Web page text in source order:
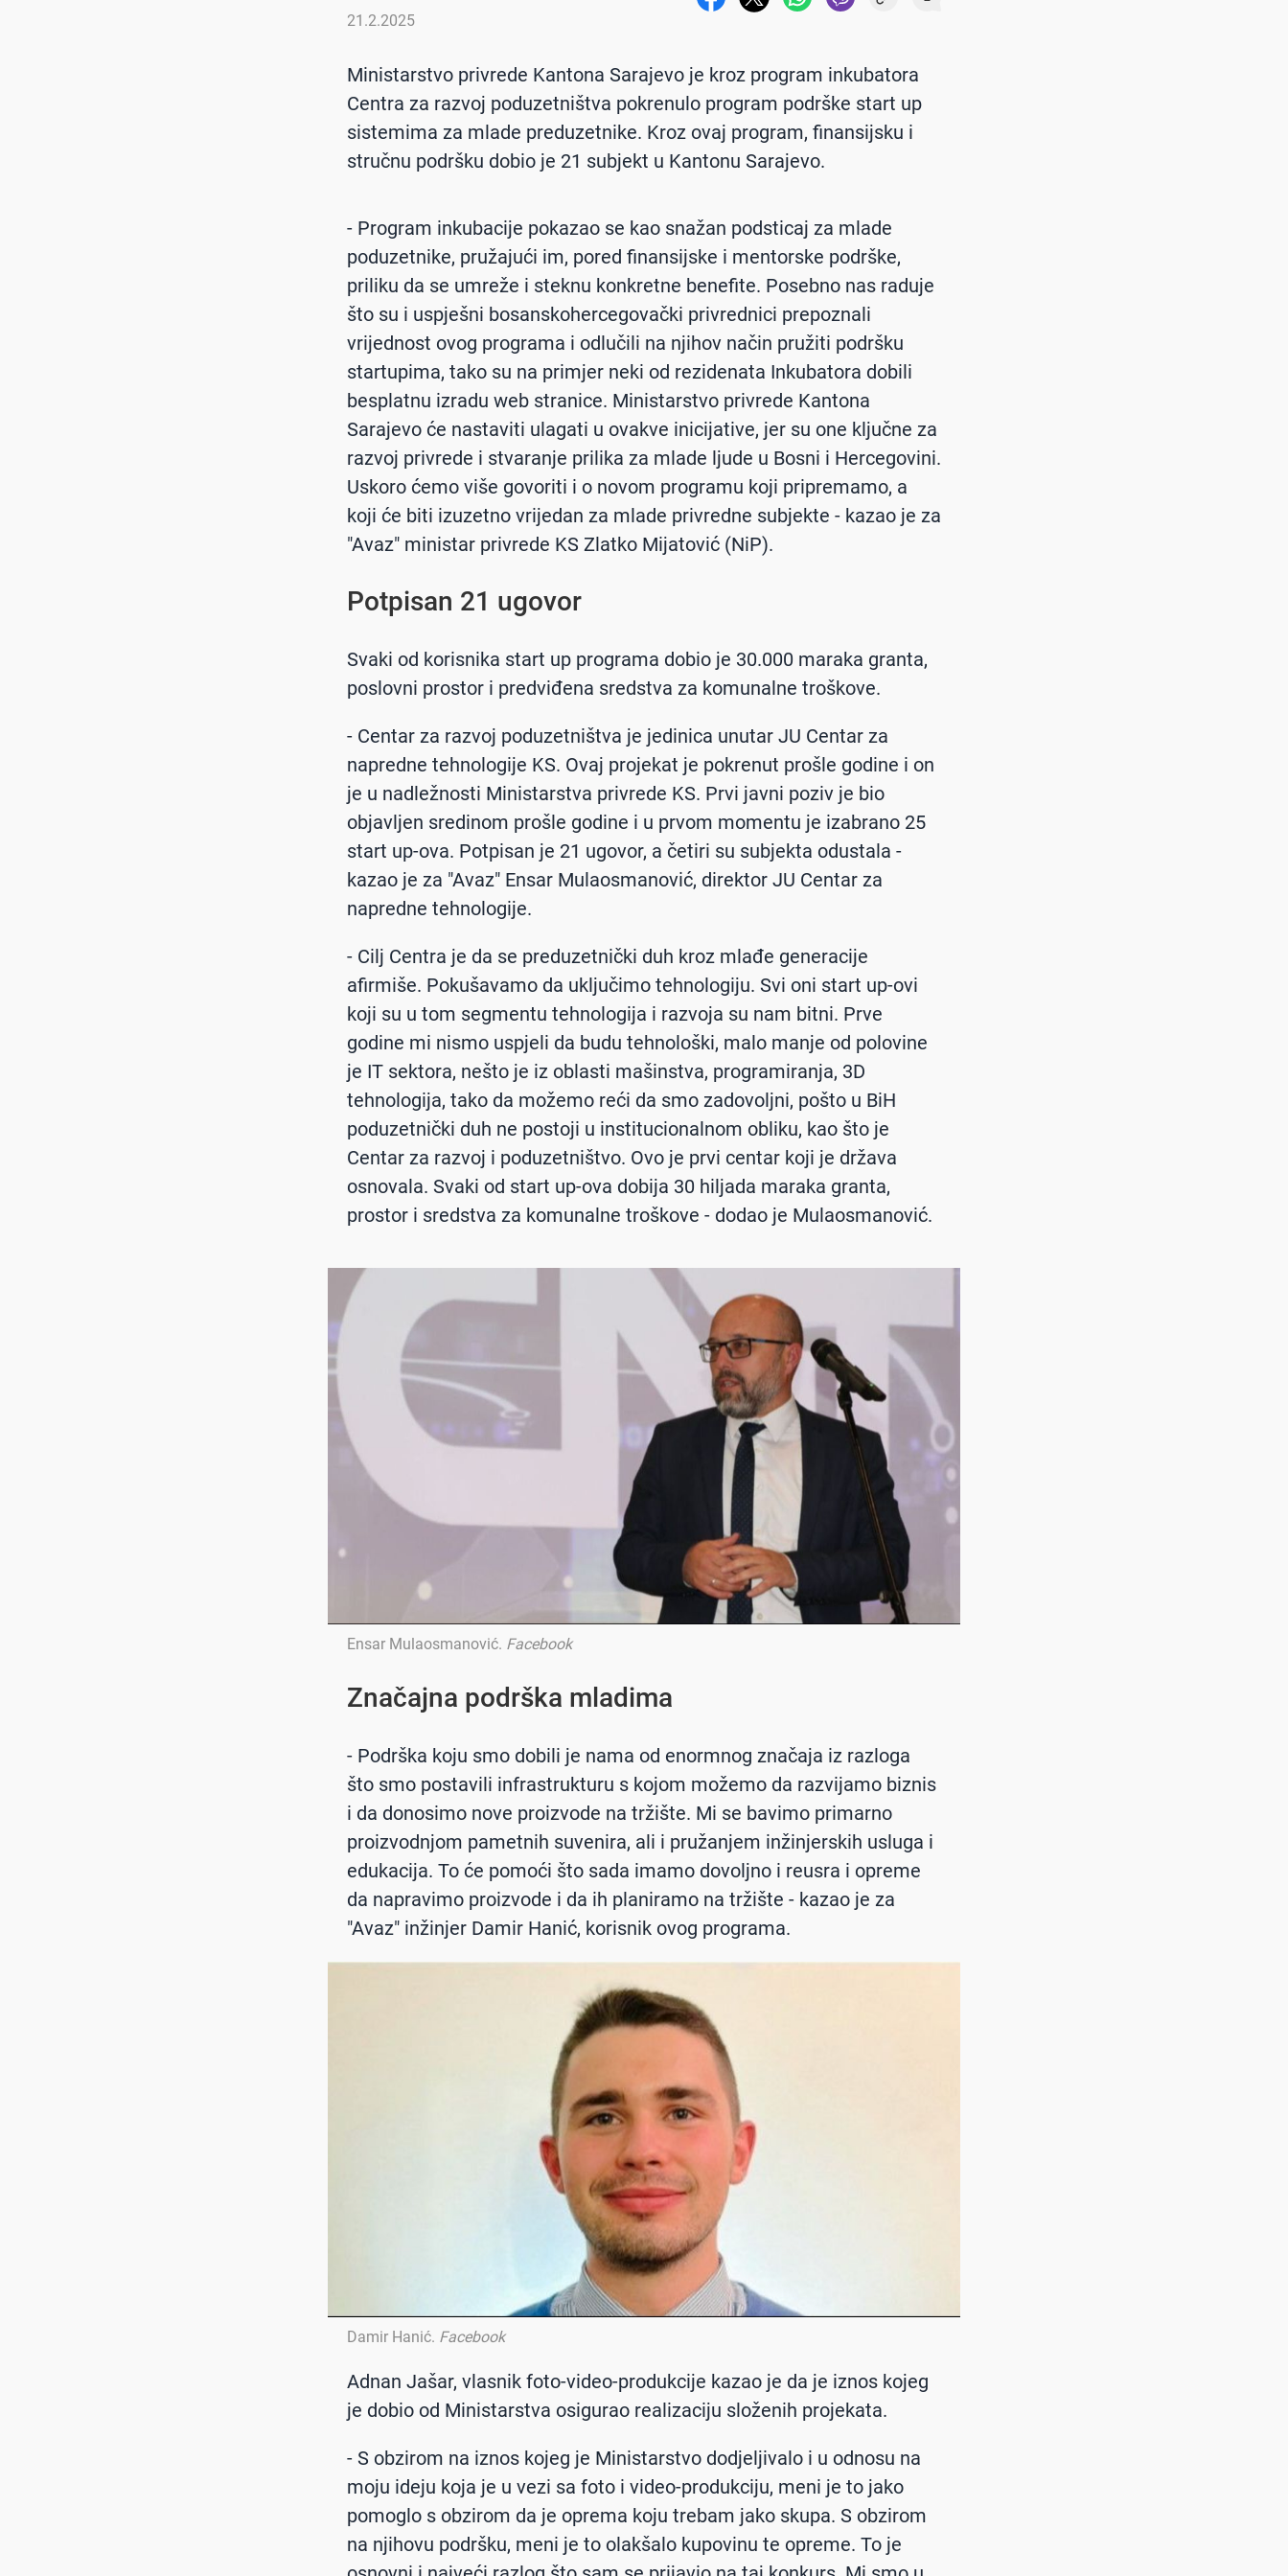
21.2.2025
Ministarstvo privrede Kantona Sarajevo je kroz program inkubatora
Centra za razvoj poduzetništva pokrenulo program podrške start up
sistemima za mlade preduzetnike. Kroz ovaj program, finansijsku i
stručnu podršku dobio je 21 subjekt u Kantonu Sarajevo.
- Program inkubacije pokazao se kao snažan podsticaj za mlade
poduzetnike, pružajući im, pored finansijske i mentorske podrške,
priliku da se umreže i steknu konkretne benefite. Posebno nas raduje
što su i uspješni bosanskohercegovački privrednici prepoznali
vrijednost ovog programa i odlučili na njihov način pružiti podršku
startupima, tako su na primjer neki od rezidenata Inkubatora dobili
besplatnu izradu web stranice. Ministarstvo privrede Kantona
Sarajevo će nastaviti ulagati u ovakve inicijative, jer su one ključne za
razvoj privrede i stvaranje prilika za mlade ljude u Bosni i Hercegovini.
Uskoro ćemo više govoriti i o novom programu koji pripremamo, a
koji će biti izuzetno vrijedan za mlade privredne subjekte - kazao je za
"Avaz" ministar privrede KS Zlatko Mijatović (NiP).
Potpisan 21 ugovor
Svaki od korisnika start up programa dobio je 30.000 maraka granta,
poslovni prostor i predviđena sredstva za komunalne troškove.
- Centar za razvoj poduzetništva je jedinica unutar JU Centar za
napredne tehnologije KS. Ovaj projekat je pokrenut prošle godine i on
je u nadležnosti Ministarstva privrede KS. Prvi javni poziv je bio
objavljen sredinom prošle godine i u prvom momentu je izabrano 25
start up-ova. Potpisan je 21 ugovor, a četiri su subjekta odustala -
kazao je za "Avaz" Ensar Mulaosmanović, direktor JU Centar za
napredne tehnologije.
- Cilj Centra je da se preduzetnički duh kroz mlađe generacije
afirmiše. Pokušavamo da uključimo tehnologiju. Svi oni start up-ovi
koji su u tom segmentu tehnologija i razvoja su nam bitni. Prve
godine mi nismo uspjeli da budu tehnološki, malo manje od polovine
je IT sektora, nešto je iz oblasti mašinstva, programiranja, 3D
tehnologija, tako da možemo reći da smo zadovoljni, pošto u BiH
poduzetnički duh ne postoji u institucionalnom obliku, kao što je
Centar za razvoj i poduzetništvo. Ovo je prvi centar koji je država
osnovala. Svaki od start up-ova dobija 30 hiljada maraka granta,
prostor i sredstva za komunalne troškove - dodao je Mulaosmanović.
Ensar Mulaosmanović. Facebook
Značajna podrška mladima
- Podrška koju smo dobili je nama od enormnog značaja iz razloga
što smo postavili infrastrukturu s kojom možemo da razvijamo biznis
i da donosimo nove proizvode na tržište. Mi se bavimo primarno
proizvodnjom pametnih suvenira, ali i pružanjem inžinjerskih usluga i
edukacija. To će pomoći što sada imamo dovoljno i reusra i opreme
da napravimo proizvode i da ih planiramo na tržište - kazao je za
"Avaz" inžinjer Damir Hanić, korisnik ovog programa.
Damir Hanić. Facebook
Adnan Jašar, vlasnik foto-video-produkcije kazao je da je iznos kojeg
je dobio od Ministarstva osigurao realizaciju složenih projekata.
- S obzirom na iznos kojeg je Ministarstvo dodjeljivalo i u odnosu na
moju ideju koja je u vezi sa foto i video-produkciju, meni je to jako
pomoglo s obzirom da je oprema koju trebam jako skupa. S obzirom
na njihovu podršku, meni je to olakšalo kupovinu te opreme. To je